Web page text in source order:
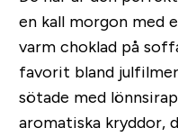
en kall morgon med
varm choklad på
favorit bland
sötade med
aromatiska kryddor,